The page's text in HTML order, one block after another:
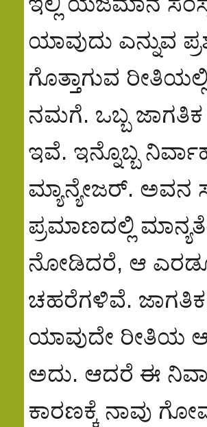
ಯಾವುದು ಎನ್ನುವ
ಗೊತ್ತಾಗುವ
ನಮಗೆ. ಒಬ್ಬ
ಇವೆ. ಇನ್ನೊಬ್ಬ
ಮ್ಯಾನ್ಯೇಜರ್. ಅವನ
ಪ್ರಮಾಣದಲ್ಲಿ
ನೋಡಿದರೆ, ಆ ಎರಡೂ
ಚಹರೆಗಳಿವೆ.
ಯಾವುದೇ ರೀತಿಯ
ಅದು. ಆದರೆ ಈ
ಕಾರಣಕ್ಕೆ ನಾವು